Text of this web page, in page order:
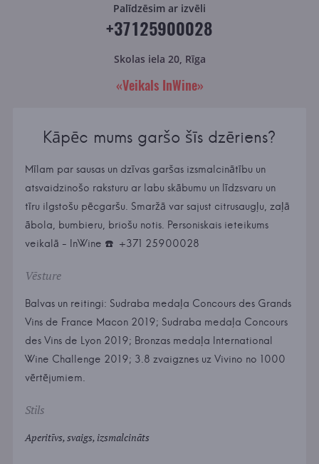
Palīdzēsim ar izvēli
+37125900028
Skolas iela 20, Rīga
«Veikals InWine»
Kāpēc mums garšo šīs dzēriens?
Mīlam par sausas un dzīvas garšas izsmalcinātību un
atsvaidzinošo raksturu ar labu skābumu un līdzsvaru un
tīru ilgstošu pēcgaršu. Smaržā var sajust citrusaugļu, zaļā
ābola, bumbieru, briošu notis. Personiskais ieteikums
veikalā - InWine ☎️ ️ +371 25900028
Vēsture
Balvas un reitingi: Sudraba medaļa Concours des Grands
Vins de France Macon 2019; Sudraba medaļa Concours
des Vins de Lyon 2019; Bronzas medaļa International
Wine Challenge 2019; 3.8 zvaigznes uz Vivino no 1000
vērtējumiem.
Stils
Aperitīvs, svaigs, izsmalcināts